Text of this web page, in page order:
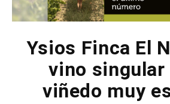
Ysios Finca El
vino singular
viñedo muy